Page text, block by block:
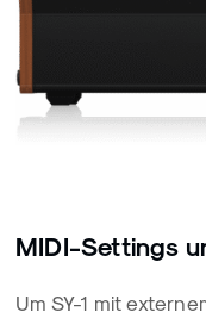
MIDI-Settings
Um SY-1 mit